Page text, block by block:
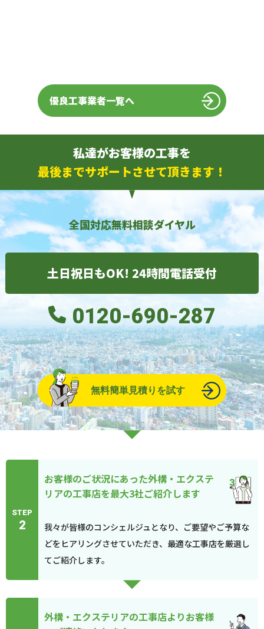
優良工事業者一覧へ
私達がお客様の工事を
最後までサポートさせて頂きます！
全国対応無料相談ダイヤル
土日祝日もOK! 24時間電話受付
0120-690-287
無料簡単見積りを試す
STEP
2
お客様のご状況にあった外構・エクステ
リアの工事店を最大3社ご紹介します
我々が皆様のコンシェルジュとなり、ご要望やご予算な
どをヒアリングさせていただき、最適な工事店を厳選し
てご紹介します。
外構・エクステリアの工事店よりお客様